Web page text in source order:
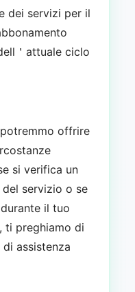
dei servizi per il
＇attuale ciclo
offrire
si verifica un
servizio o se
il tuo
ti preghiamo di
assistenza